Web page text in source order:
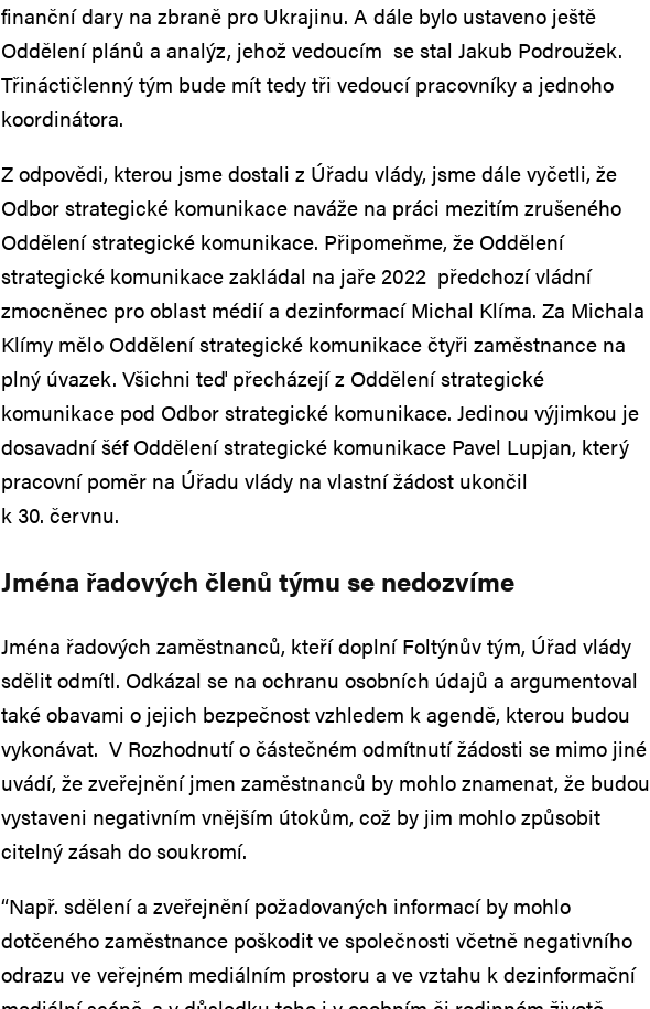
finanční dary na zbraně pro Ukrajinu. A dále bylo ustaveno ještě
Oddělení plánů a analýz, jehož vedoucím se stal Jakub Podroužek.
Třináctičlenný tým bude mít tedy tři vedoucí pracovníky a jednoho
koordinátora.
Z odpovědi, kterou jsme dostali z Úřadu vlády, jsme dále vyčetli, že
Odbor strategické komunikace naváže na práci mezitím zrušeného
Oddělení strategické komunikace. Připomeňme, že Oddělení
strategické komunikace zakládal na jaře 2022 předchozí vládní
zmocněnec pro oblast médií a dezinformací Michal Klíma. Za Michala
Klímy mělo Oddělení strategické komunikace čtyři zaměstnance na
plný úvazek. Všichni teď přecházejí z Oddělení strategické
komunikace pod Odbor strategické komunikace. Jedinou výjimkou je
dosavadní šéf Oddělení strategické komunikace Pavel Lupjan, který
pracovní poměr na Úřadu vlády na vlastní žádost ukončil
k 30. červnu.
Jména řadových členů týmu se nedozvíme
Jména řadových zaměstnanců, kteří doplní Foltýnův tým, Úřad vlády
sdělit odmítl. Odkázal se na ochranu osobních údajů a argumentoval
také obavami o jejich bezpečnost vzhledem k agendě, kterou budou
vykonávat. V Rozhodnutí o částečném odmítnutí žádosti se mimo jiné
uvádí, že zveřejnění jmen zaměstnanců by mohlo znamenat, že budou
vystaveni negativním vnějším útokům, což by jim mohlo způsobit
citelný zásah do soukromí.
“Např. sdělení a zveřejnění požadovaných informací by mohlo
dotčeného zaměstnance poškodit ve společnosti včetně negativního
odrazu ve veřejném mediálním prostoru a ve vztahu k dezinformační